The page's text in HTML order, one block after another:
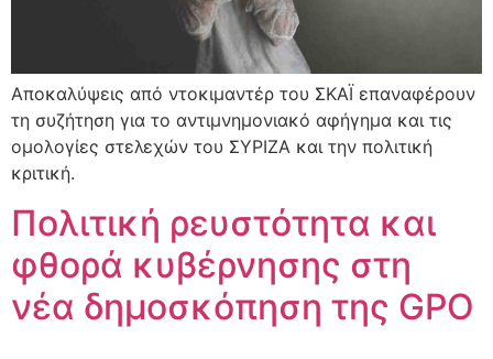
Αποκαλύψεις από ντοκιμαντέρ του ΣΚΑΪ επαναφέρουν
τη συζήτηση για το αντιμνημονιακό αφήγημα και τις
ομολογίες στελεχών του ΣΥΡΙΖΑ και την πολιτική
κριτική.
Πολιτική ρευστότητα και
φθορά κυβέρνησης στη
νέα δημοσκόπηση της GPO